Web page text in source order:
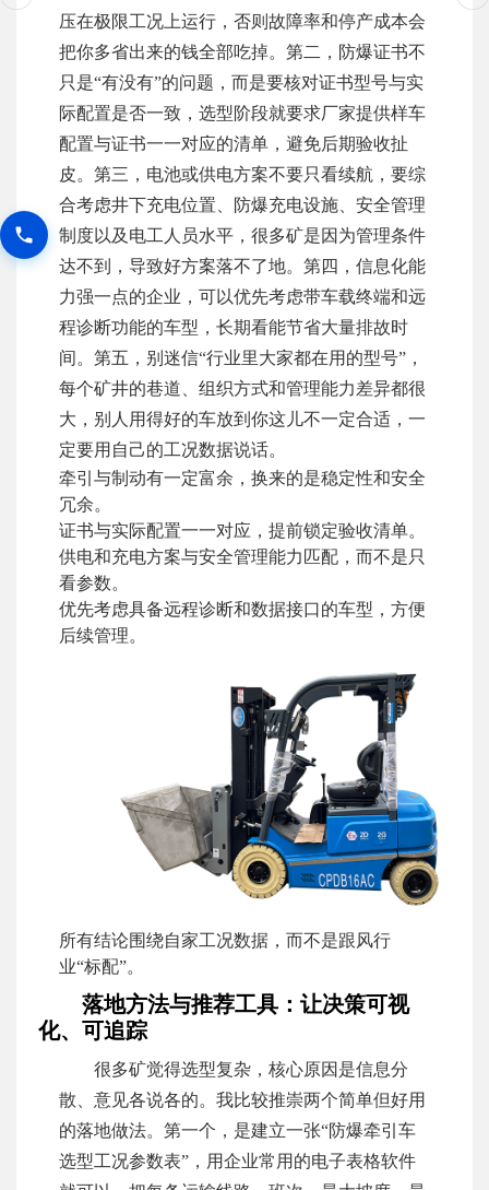
压在极限工况上运行，否则故障率和停产成本会
把你多省出来的钱全部吃掉。第二，防爆证书不
只是“有没有”的问题，而是要核对证书型号与实
际配置是否一致，选型阶段就要求厂家提供样车
配置与证书一一对应的清单，避免后期验收扯
皮。第三，电池或供电方案不要只看续航，要综
合考虑井下充电位置、防爆充电设施、安全管理
制度以及电工人员水平，很多矿是因为管理条件
达不到，导致好方案落不了地。第四，信息化能
力强一点的企业，可以优先考虑带车载终端和远
程诊断功能的车型，长期看能节省大量排故时
间。第五，别迷信“行业里大家都在用的型号”，
每个矿井的巷道、组织方式和管理能力差异都很
大，别人用得好的车放到你这儿不一定合适，一
定要用自己的工况数据说话。
牵引与制动有一定富余，换来的是稳定性和安全
冗余。
证书与实际配置一一对应，提前锁定验收清单。
供电和充电方案与安全管理能力匹配，而不是只
看参数。
优先考虑具备远程诊断和数据接口的车型，方便
后续管理。
所有结论围绕自家工况数据，而不是跟风行
业“标配”。
落地方法与推荐工具：让决策可视
化、可追踪
很多矿觉得选型复杂，核心原因是信息分
散、意见各说各的。我比较推崇两个简单但好用
的落地做法。第一个，是建立一张“防爆牵引车
选型工况参数表”，用企业常用的电子表格软件